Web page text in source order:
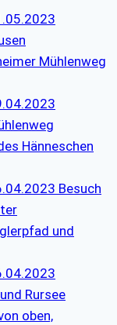
Mühlenweg
Hänneschen
Besuch
und
Rursee
oben,